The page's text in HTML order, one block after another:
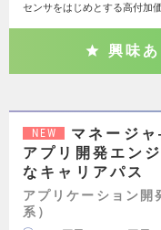
センサをはじめとする高付加
興味あ
NEW
マネージ
アプリ開発エン
なキャリアパス
アプリケーション開
系）